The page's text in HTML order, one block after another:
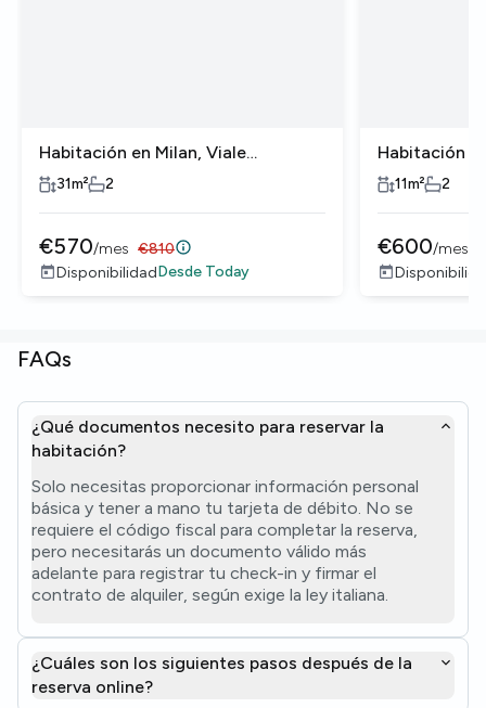
Habitación en Milan, Viale
Papiniano
31m² 2
€570/mes €810
DisponibilidadDesde Today
Habitación
Papiniano
11m² 2
€600/mes
FAQs
¿Qué documentos necesito para reservar la
habitación?
Solo necesitas proporcionar información personal
básica y tener a mano tu tarjeta de débito. No se
requiere el código fiscal para completar la reserva,
pero necesitarás un documento válido más
adelante para registrar tu check-in y firmar el
contrato de alquiler, según exige la ley italiana.
¿Cuáles son los siguientes pasos después de la
reserva online?